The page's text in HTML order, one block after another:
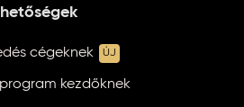
cégeknek ÚJ
kezdőknek